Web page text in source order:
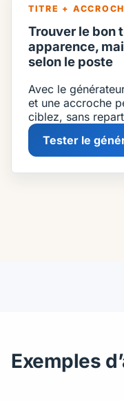
TITRE +
Trouver le bon
apparence,
selon le poste
Avec le
et une accroche
ciblez, sans
Tester le
Exemples